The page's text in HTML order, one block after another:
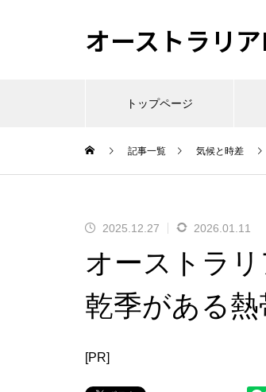
オーストラリア
トップページ
記事一覧 気候と時差
2025.12.27 2026.01.11
オーストラ
乾季がある
[PR]